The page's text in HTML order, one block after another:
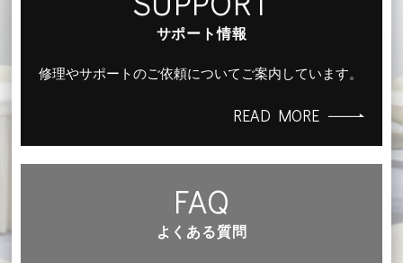
サポート情報
修理やサポートのご依頼についてご案内しています。
READ MORE
FAQ
よくある質問